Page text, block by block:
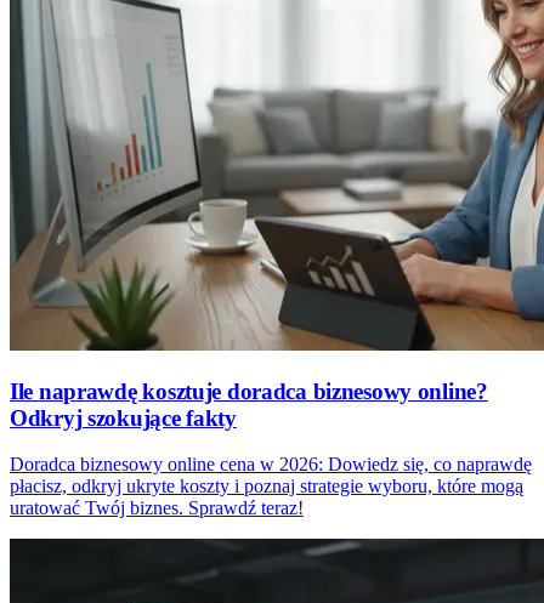
Ile naprawdę kosztuje doradca biznesowy online?
Odkryj szokujące fakty
Doradca biznesowy online cena w 2026: Dowiedz się, co naprawdę
płacisz, odkryj ukryte koszty i poznaj strategie wyboru, które mogą
uratować Twój biznes. Sprawdź teraz!